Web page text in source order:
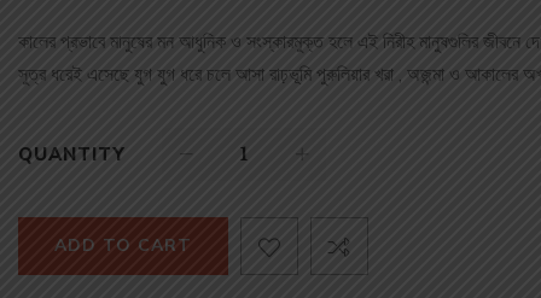
কালের প্রভাবে মানুষের মন আধুনিক ও সংস্কারমুক্ত হলে এই নিরীহ মানুষগুলির জীবনে
সুত্র ধরেই এসেছে যুগ যুগ ধরে চলে আসা রাঢ়ভূমি পুরুলিয়ার খরা , অজন্মা ও আকালের
QUANTITY
ADD TO CART